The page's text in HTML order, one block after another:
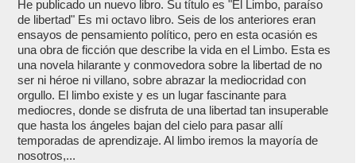
He publicado un nuevo libro. Su título es "El Limbo, paraíso
de libertad" Es mi octavo libro. Seis de los anteriores eran
ensayos de pensamiento político, pero en esta ocasión es
una obra de ficción que describe la vida en el Limbo. Esta es
una novela hilarante y conmovedora sobre la libertad de no
ser ni héroe ni villano, sobre abrazar la mediocridad con
orgullo. El limbo existe y es un lugar fascinante para
mediocres, donde se disfruta de una libertad tan insuperable
que hasta los ángeles bajan del cielo para pasar allí
temporadas de aprendizaje. Al limbo iremos la mayoría de
nosotros,...